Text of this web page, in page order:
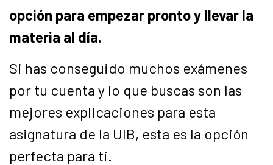
opción para empezar pronto y llevar la
materia al día.
Si has conseguido muchos exámenes
por tu cuenta y lo que buscas son las
mejores explicaciones para esta
asignatura de la UIB, esta es la opción
perfecta para ti.